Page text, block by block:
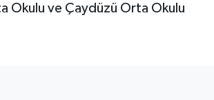
Okulu ve Çaydüzü Orta Okulu